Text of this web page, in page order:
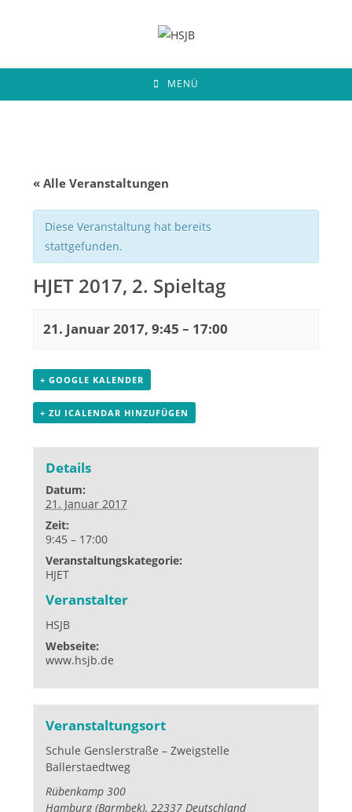
MENÜ
« Alle Veranstaltungen
Diese Veranstaltung hat bereits
stattgefunden.
HJET 2017, 2. Spieltag
21. Januar 2017, 9:45 – 17:00
+ GOOGLE KALENDER
+ ZU ICALENDAR HINZUFÜGEN
Details
Datum:
21. Januar 2017
Zeit:
9:45 – 17:00
Veranstaltungskategorie:
HJET
Veranstalter
HSJB
Webseite:
www.hsjb.de
Veranstaltungsort
Schule Genslerstraße – Zweigstelle
Ballerstaedtweg
Rübenkamp 300
Hamburg (Barmbek), 22337 Deutschland